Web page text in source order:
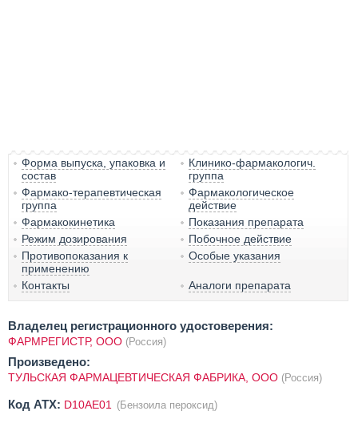
Форма выпуска, упаковка и
состав
Клинико-фармакологич.
группа
Фармако-терапевтическая
группа
Фармакологическое
действие
Фармакокинетика
Показания препарата
Режим дозирования
Побочное действие
Противопоказания к
применению
Особые указания
Контакты Аналоги препарата
Владелец регистрационного удостоверения:
ФАРМРЕГИСТР, ООО (Россия)
Произведено:
ТУЛЬСКАЯ ФАРМАЦЕВТИЧЕСКАЯ ФАБРИКА, ООО (Россия)
Код ATX: D10AE01 (Бензоила пероксид)